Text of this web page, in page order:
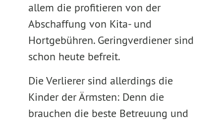
allem die profitieren von der
Abschaffung von Kita- und
Hortgebühren. Geringverdiener sind
schon heute befreit.
Die Verlierer sind allerdings die
Kinder der Ärmsten: Denn die
brauchen die beste Betreuung und